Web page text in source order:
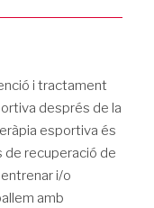
i tractament
després de la
esportiva és
de recuperació de
i/o
amb